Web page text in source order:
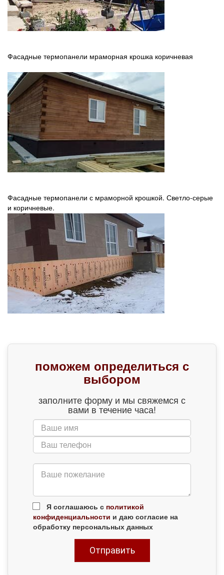
Фасадные термопанели мраморная крошка коричневая
Фасадные термопанели с мраморной крошкой. Светло-серые
и коричневые.
поможем определиться с
выбором
заполните форму и мы свяжемся с
вами в течение часа!
Я соглашаюсь с политикой
конфиденциальности и даю согласие на
обработку персональных данных